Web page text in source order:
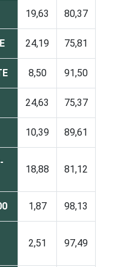
19,63 80,37
24,19 75,81
8,50 91,50
24,63 75,37
10,39 89,61
18,88 81,12
1,87 98,13
2,51 97,49